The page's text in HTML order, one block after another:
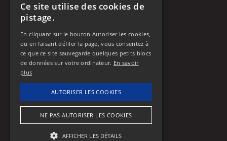
Vitrerie
Serrurerie
Toiture
Vidange
Débouchage
Appelez-nous
0466
Ce site utilise des cookies de
pistage.
En cliquant sur le bouton Autoriser les cookies,
ou en faisant défiler la page, vous consentez à
ce que ce site sauvegarde quelques petits blocs
de données sur votre ordinateur. En savoir
plus
AUTORISER LES COOKIES
NE PAS AUTORISER LES COOKIES
AFFICHER LES DÉTAILS